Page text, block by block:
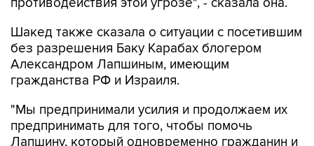
Шакед также сказала о ситуации с посетившим
без разрешения Баку Карабах блогером
Александром Лапшиным, имеющим
гражданства РФ и Израиля.
"Мы предпринимали усилия и продолжаем их
предпринимать для того, чтобы помочь
Лапшину, который одновременно гражданин и